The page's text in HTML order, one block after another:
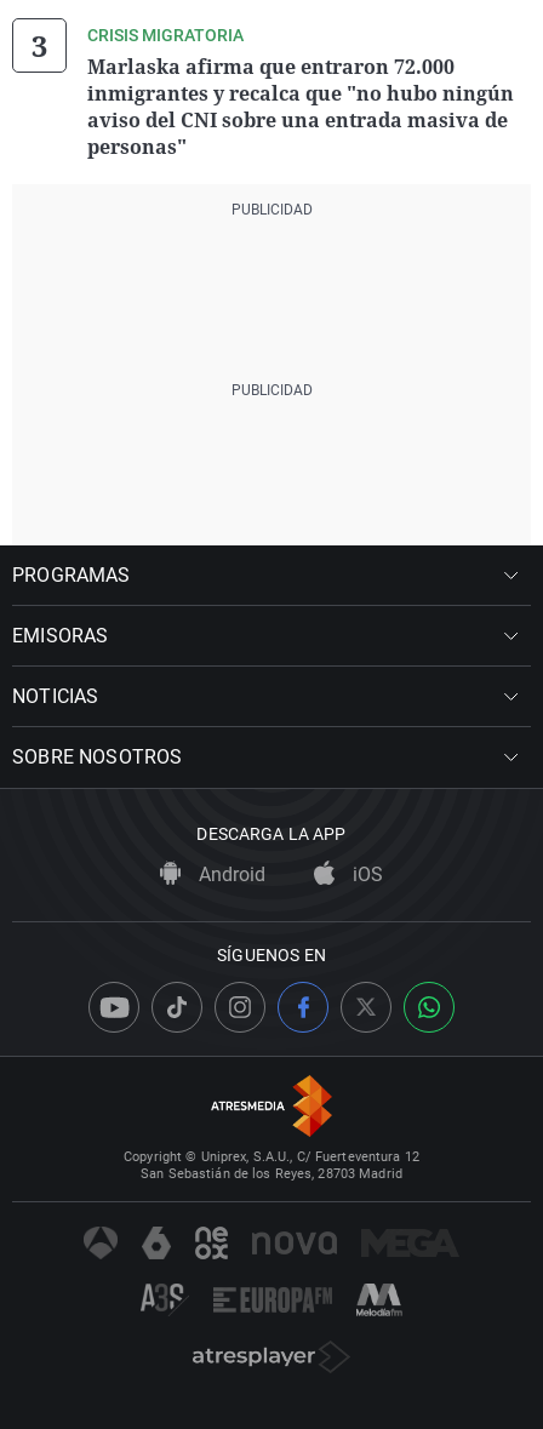
CRISIS MIGRATORIA
Marlaska afirma que entraron 72.000
inmigrantes y recalca que "no hubo ningún
aviso del CNI sobre una entrada masiva de
personas"
PROGRAMAS
EMISORAS
NOTICIAS
SOBRE NOSOTROS
DESCARGA LA APP
Android iOS
SÍGUENOS EN
Copyright © Uniprex, S.A.U., C/ Fuerteventura 12
San Sebastián de los Reyes, 28703 Madrid